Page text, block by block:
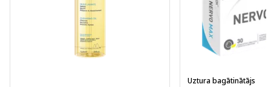
Uztura bagātinātājs